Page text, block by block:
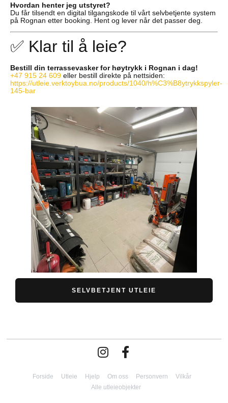
Hvordan henter jeg utstyret?
Du får tilsendt en digital tilgangskode til vårt selvbetjente system
på Rognan etter booking. Hent og lever når det passer deg.
✅ Klar til å leie?
Bestill din terrassevasker for høytrykk i Rognan i dag!
+47 915 24 609 eller bestill direkte på nettsiden:
https://utleie.verktoybua.no/products/1040/h%C3%B8ytrykkspyler-
145-bar
SELVBETJENT UTLEIE
Forside Utleie Hjelp Om oss Personvern
Vilkår
Alle utleieobjekter